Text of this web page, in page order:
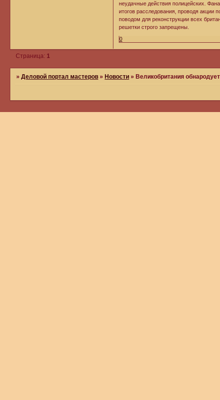
неудачные действия полицейских.
итогов расследования, проводя акции
поводом для реконструкции всех
решетки строго запрещены.
0
Страница: 1
»Деловой портал мастеров » Новости » Великобритания